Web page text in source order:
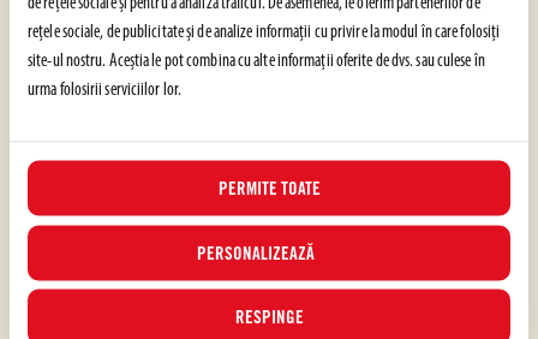
de rețele sociale și pentru a analiza traficul. De asemenea, le oferim partenerilor de
rețele sociale, de publicitate și de analize informații cu privire la modul în care folosiți
site-ul nostru. Aceștia le pot combina cu alte informații oferite de dvs. sau culese în
urma folosirii serviciilor lor.
PERMITE TOATE
PERSONALIZEAZĂ
RESPINGE
30 min